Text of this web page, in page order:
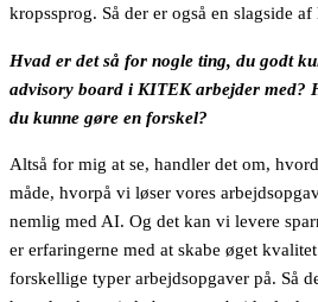
kropssprog. Så der er også en slagside
Hvad er det så for nogle ting, du godt
advisory board i KITEK arbejder med?
du kunne gøre en forskel?
Altså for mig at se, handler det om,
måde, hvorpå vi løser vores
nemlig med AI. Og det kan vi levere
er erfaringerne med at skabe øget
forskellige typer arbejdsopgaver på. Så